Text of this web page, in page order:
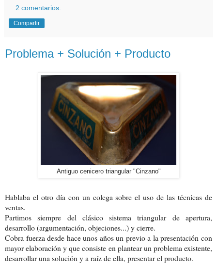
2 comentarios:
Compartir
Problema + Solución + Producto
Antiguo cenicero triangular "Cinzano"
Hablaba el otro día con un colega sobre el uso de las técnicas de
ventas.
Partimos siempre del clásico sistema triangular de apertura,
desarrollo (argumentación, objeciones...) y cierre.
Cobra fuerza desde hace unos años un previo a la presentación con
mayor elaboración y que consiste en plantear un problema existente,
desarrollar una solución y a raíz de ella, presentar el producto.